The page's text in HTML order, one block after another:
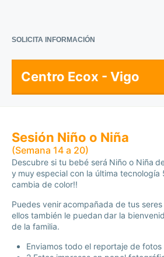
SOLICITA INFORMACIÓN
Centro Ecox - Vigo
Sesión Niño o Niña
(Semana 14 a 20)
Descubre si tu bebé será Niño o Niña
y muy especial con la última tecnología
cambia de color!!
Puedes venir acompañada de tus
ellos también le puedan dar la
de la familia.
Enviamos todo el reportaje de